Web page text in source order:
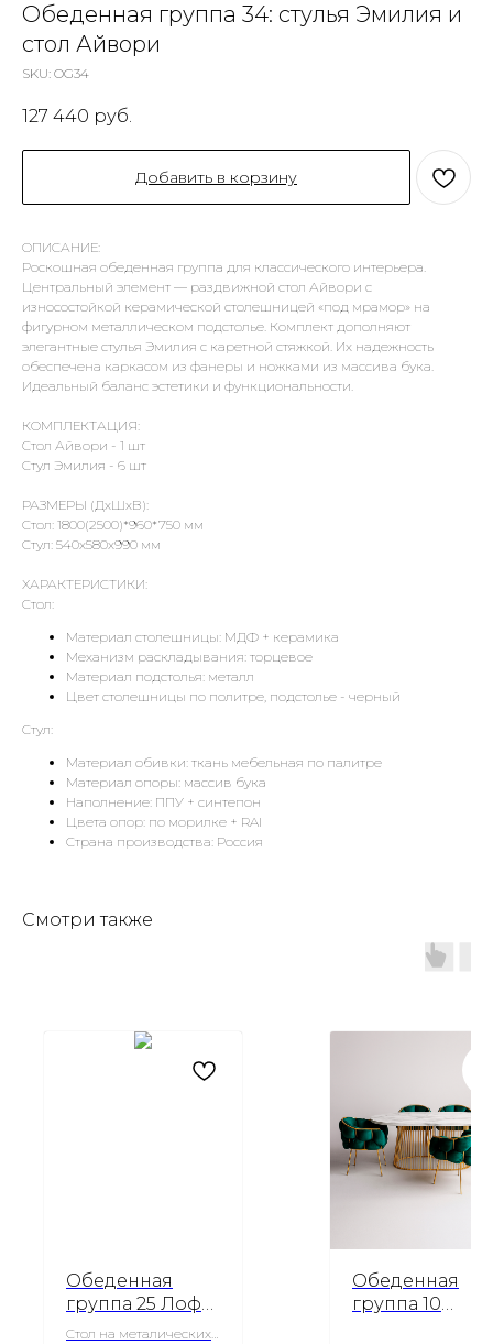
Обеденная группа 34: стулья Эмилия и
стол Айвори
SKU: OG34
127 440 руб.
Добавить в корзину
ОПИСАНИЕ:
Роскошная обеденная группа для классического интерьера.
Центральный элемент — раздвижной стол Айвори с
износостойкой керамической столешницей «под мрамор» на
фигурном металлическом подстолье. Комплект дополняют
элегантные стулья Эмилия с каретной стяжкой. Их надежность
обеспечена каркасом из фанеры и ножками из массива бука.
Идеальный баланс эстетики и функциональности.
КОМПЛЕКТАЦИЯ:
Стол Айвори - 1 шт
Стул Эмилия - 6 шт
РАЗМЕРЫ (ДхШхВ):
Стол: 1800(2500)*960*750 мм
Стул: 540х580х990 мм
ХАРАКТЕРИСТИКИ:
Стол:
Материал столешницы: МДФ + керамика
Механизм раскладывания: торцевое
Материал подстолья: металл
Цвет столешницы по политре, подстолье - черный
Стул:
Материал обивки: ткань мебельная по палитре
Материал опоры: массив бука
Наполнение: ППУ + синтепон
Цвета опор: по морилке + RAl
Страна производства: Россия
Смотри также
Обеденная
группа 25 Лофт
и Париж
Стол на металических
Обеденная
группа 10